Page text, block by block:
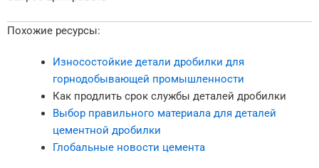
Похожие ресурсы:
Износостойкие детали дробилки для
горнодобывающей промышленности
Как продлить срок службы деталей дробилки
Выбор правильного материала для деталей
цементной дробилки
Глобальные новости цемента